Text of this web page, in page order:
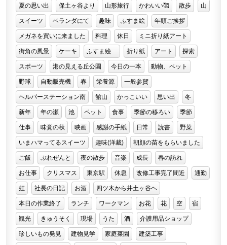
夏の思い出 保土ヶ谷より 山形旅行 かわいい🥰 散歩 山
スイーツ ベランダにて 趣味 ふすま絵 年頭ご挨拶
メガネを買いに来ました 料理 休日 ミニ折り紙アート
街角の風景 ケーキ ふすま絵 折り紙 アート 探索
スポーツ 港の見える丘公園 今日の一本 動物、ペット
野球 自動販売機 春 栄養源 一般参賀
ヘルパーステーション南 館山 かっこいい 思い出 冬
新年 年の瀬 池 ペット 食事 季節の移ろい 季節
仕事 味覚の秋 映画 感謝の手紙 日常 読書 野菜
いまハマってるスイーツ 趣味(洋裁) 朝顔の苗をもらいました
ご飯 ぷれぜんと 夜の散歩 音楽 成長 春の訪れ
お仕事 クリスマス 東京駅 休息 改修工事完了間近 通勤
虹 社長の日記 お酒 四ツ木から井土ヶ谷ヘ
本日の作業終了 ランチ ワークマン お花 花 空 宿
観光 きゅうそく 現場 うた 酒 介護用品ショップ
珍しいもの発見 建物見学 家庭菜園 建築工事